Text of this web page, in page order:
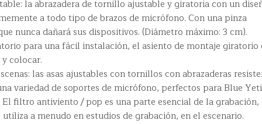
la abrazadera de tornillo ajustable y giratoria con un
a todo tipo de brazos de micrófono. Con una pinza
nunca dañará sus dispositivos. (Diámetro máximo: 3 cm).
para una fácil instalación, el asiento de montaje giratorio
colocar.
las asas ajustables con tornillos con abrazaderas
variedad de soportes de micrófono, perfectos para Blue
filtro antiviento / pop es una parte esencial de la grabación,
a menudo en estudios de grabación, en el escenario.